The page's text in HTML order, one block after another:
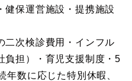
健保運営施設・提携施設
二次検診費用・インフル
負担）・育児支援制度・5
年数に応じた特別休暇、